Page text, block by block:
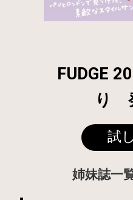
FUDGE
り
試
姉妹誌一